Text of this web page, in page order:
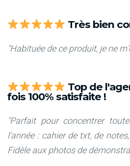
Très bien
"Habituée de ce produit, je ne
Top de
fois 100% satisfaite !
"Parfait pour concentrer
l'année : cahier de txt, de
Fidèle aux photos de